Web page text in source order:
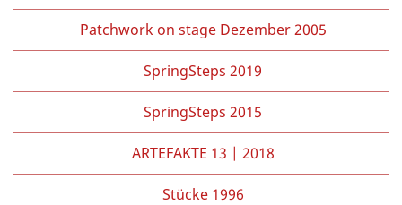
Patchwork on stage Dezember 2005
SpringSteps 2019
SpringSteps 2015
ARTEFAKTE 13 | 2018
Stücke 1996